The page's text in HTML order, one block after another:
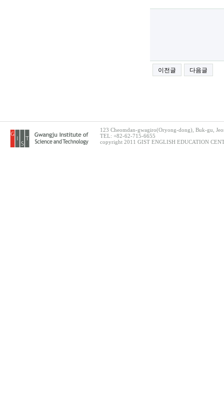
이전글 다음글
123 Cheomdan-gwagiro(Oryong-dong), Buk-gu,
TEL: +82-62-715-6655
copyright 2011 GIST ENGLISH EDUCATION